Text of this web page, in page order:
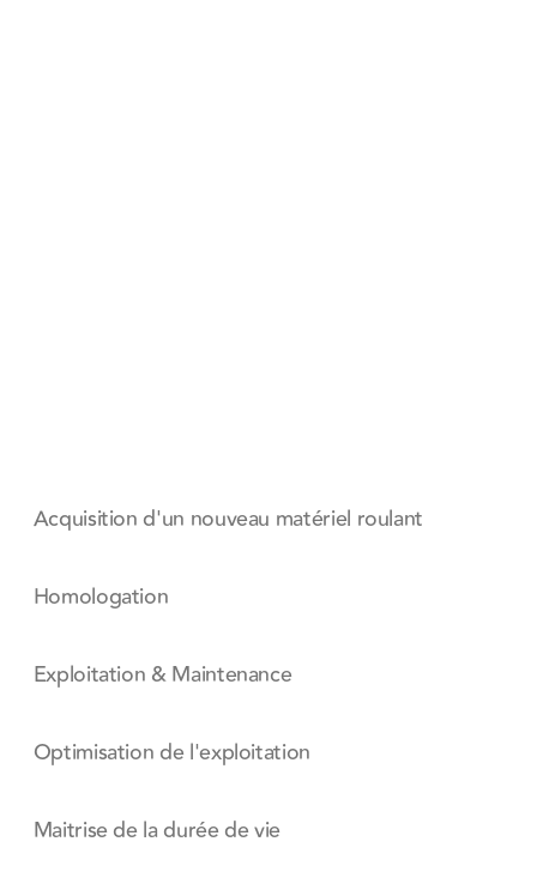
Acquisition d'un nouveau matériel roulant
Homologation
Exploitation & Maintenance
Optimisation de l'exploitation
Maitrise de la durée de vie